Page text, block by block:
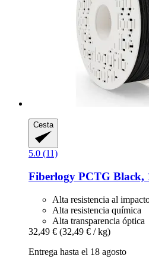
Cesta
5.0 (11)
Fiberlogy PCTG Black,
Alta resistencia al
Alta resistencia química
Alta transparencia óptica
32,49 € (32,49 € / kg)
Entrega hasta el 18 agosto